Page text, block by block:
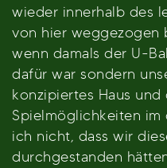
wieder innerhalb des
von hier weggezogen
wenn damals der U-
dafür war sondern
konzipiertes Haus
Spielmöglichkeiten
ich nicht, dass wir
durchgestanden